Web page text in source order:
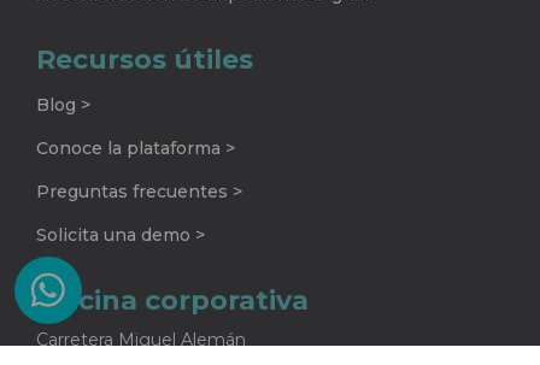
Recursos útiles
Blog >
Conoce la plataforma >
Preguntas frecuentes >
Solicita una demo >
Oficina corporativa
Carretera Miguel Alemán